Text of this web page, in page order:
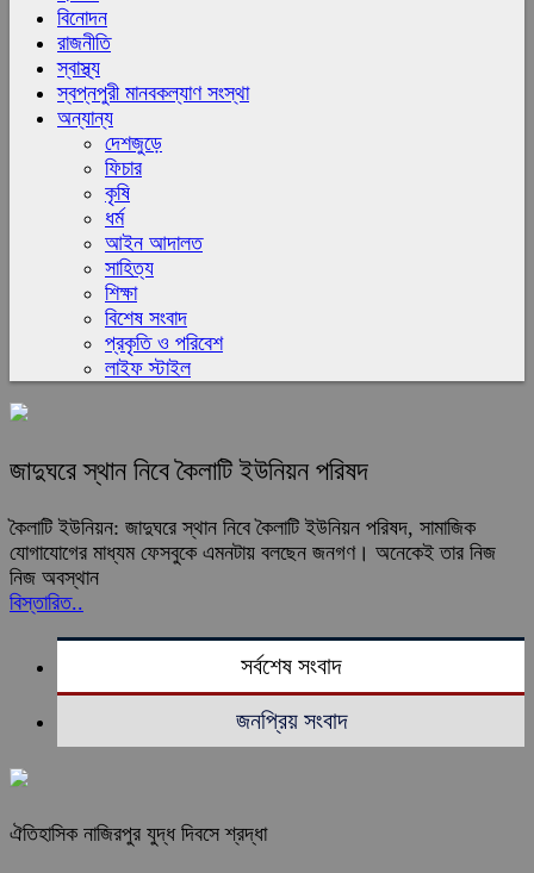
বিনোদন
রাজনীতি
স্বাস্থ্য
স্বপ্নপুরী মানবকল্যাণ সংস্থা
অন্যান্য
দেশজুড়ে
ফিচার
কৃষি
ধর্ম
আইন আদালত
সাহিত্য
শিক্ষা
বিশেষ সংবাদ
প্রকৃতি ও পরিবেশ
লাইফ স্টাইল
জাদুঘরে স্থান নিবে কৈলাটি ইউনিয়ন পরিষদ
কৈলাটি ইউনিয়ন: জাদুঘরে স্থান নিবে কৈলাটি ইউনিয়ন পরিষদ, সামাজিক
যোগাযোগের মাধ্যম ফেসবুকে এমনটায় বলছেন জনগণ। অনেকেই তার নিজ
নিজ অবস্থান
বিস্তারিত..
সর্বশেষ সংবাদ
জনপ্রিয় সংবাদ
ঐতিহাসিক নাজিরপুর যুদ্ধ দিবসে শ্রদ্ধা